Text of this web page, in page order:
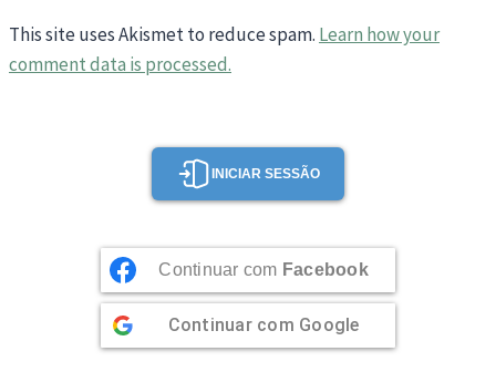
This site uses Akismet to reduce spam. Learn how your
comment data is processed.
INICIAR SESSÃO
Continuar com Facebook
Continuar com Google